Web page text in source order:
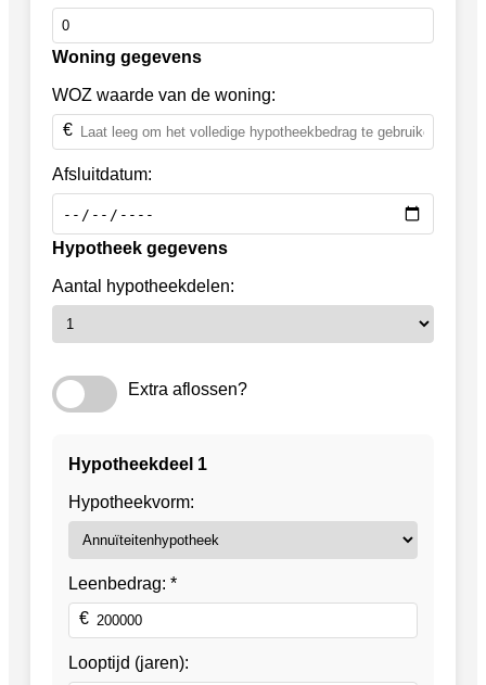
Woning gegevens
WOZ waarde van de woning:
Afsluitdatum:
Hypotheek gegevens
Aantal hypotheekdelen:
Extra aflossen?
Hypotheekdeel 1
Hypotheekvorm:
Leenbedrag: *
Looptijd (jaren):